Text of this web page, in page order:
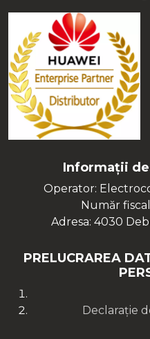
Informații
Operator:
Număr
Adresa: 4030
PRELUCRAREA
Declarație